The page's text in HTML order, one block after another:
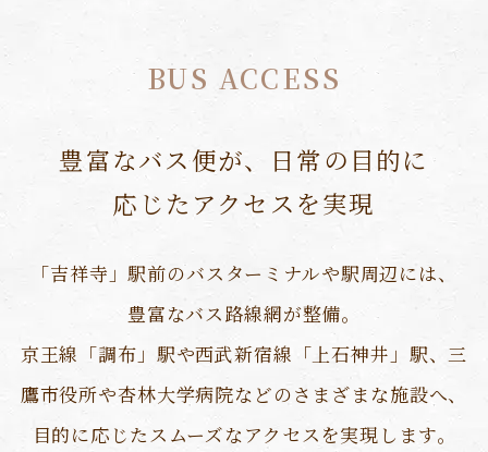
BUS ACCESS
豊富なバス便が、日常の目的に
応じた アクセスを実現
「吉祥寺」駅前のバスターミナルや駅周辺には、
豊富なバス路線網が整備。
京王線「調布」駅や西武新宿線「上石神井」駅、三
鷹市役所や杏林大学病院などのさまざまな施設へ、
目的に応じたスムーズなアクセスを実現します。